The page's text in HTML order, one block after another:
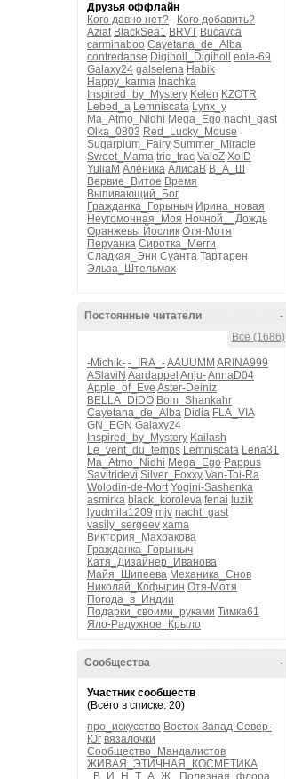
Друзья оффлайн
Кого давно нет?
Кого добавить?
Aziat BlackSea1 BRVT Bucavca
carminaboo Cayetana_de_Alba
contredanse Digiholl_Digiholl
eole-69
Galaxy24 galselena Habik
Happy_karma Inachka
Inspired_by_Mystery Kelen KZOTR
Lebed_a Lemniscata Lynx_y
Ma_Atmo_Nidhi Mega_Ego nacht_gast
Olka_0803 Red_Lucky_Mouse
Sugarplum_Fairy Summer_Miracle
Sweet_Mama tric_trac ValeZ XoID
YuliaM Алёника АлисаВ В_А_Ш
Вервие_Витое Время
Выпивающий_Бог
Гражданка_Горыныч Ирина_новая
Неугомонная_Моя Ночной__Дождь
Оранжевы Йослик Отя-Мотя
Перуанка Сиротка_Мегги
Сладкая_Энн Суанта Тартарен
Эльза_Штельмах
-
Постоянные читатели
Все (1686)
-Michik- -_IRA_-AAUUMM ARINA999
ASlaviN Aardappel Anju-AnnaD04
Apple_of_Eve Aster-Deiniz
BELLA_DIDO Bom_Shankahr
Cayetana_de_Alba Didia FLA_VIA
GN_EGN Galaxy24
Inspired_by_Mystery Kailash
Le_vent_du_temps Lemniscata Lena31
Ma_Atmo_Nidhi Mega_Ego Pappus
Savitridevi Silver_Foxxy Van-Toi-Ra
Wolodin-de-Mort Yogini-Sashenka
asmirka black_koroleva fenai luzik
lyudmila1209 mjv nacht_gast
vasily_sergeev xama
Виктория_Махракова
Гражданка_Горыныч
Катя_Дизайнер_Иванова
Майя_Шипеева Механика_Снов
Николай_Кофырин Отя-Мотя
Погода_в_Индии
Подарки_своими_руками Тимка61
Яло-Радужное_Крыло
-
Сообщества
Участник сообществ
(Всего в списке: 20)
про_искусство Восток-Запад-Север-
Юг вязалочки
Сообщество_Мандалистов
ЖИВАЯ_ЭТИЧНАЯ_КОСМЕТИКА
_В_И_Н_Т_А_Ж_
Полезная_флора